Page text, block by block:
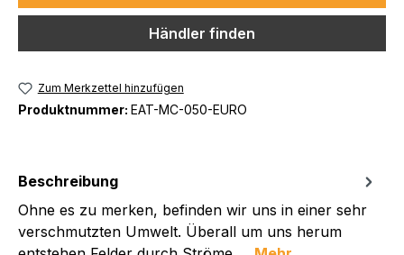
Händler finden
Zum Merkzettel hinzufügen
Produktnummer: EAT-MC-050-EURO
Beschreibung
Ohne es zu merken, befinden wir uns in einer sehr
verschmutzten Umwelt. Überall um uns herum